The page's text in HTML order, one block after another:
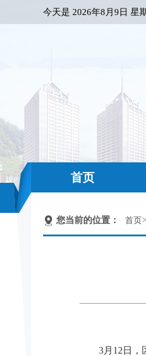
今天是 2026年8月9日 星
首页
您当前的位置： 首页>
3月12日，